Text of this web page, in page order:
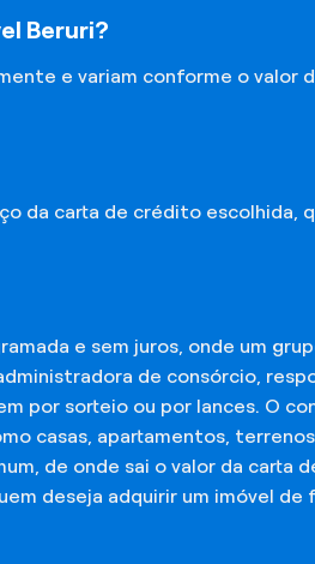
Beruri?
e variam conforme o valor
da carta de crédito escolhida,
e sem juros, onde um
de consórcio,
por sorteio ou por lances. O
casas, apartamentos,
de onde sai o valor da carta
deseja adquirir um imóvel